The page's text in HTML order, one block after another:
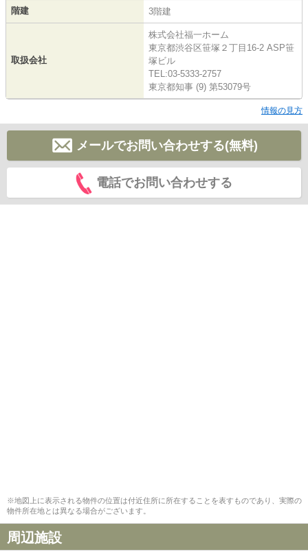
階建 3階建
取扱会社
株式会社福一ホーム
東京都渋谷区笹塚２丁目16-2 ASP笹
塚ビル
TEL:03-5333-2757
東京都知事 (9) 第53079号
情報の見方
メールでお問い合わせする(無料)
電話でお問い合わせする
※地図上に表示される物件の位置は付近住所に所在することを表すものであり、実際の
物件所在地とは異なる場合がございます。
周辺施設